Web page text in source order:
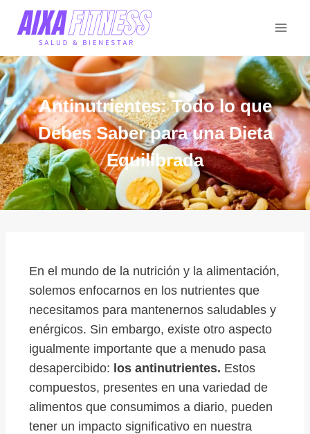
Antinutrientes: Todo lo que
Debes Saber para una Dieta
Equilibrada
En el mundo de la nutrición y la alimentación,
solemos enfocarnos en los nutrientes que
necesitamos para mantenernos saludables y
enérgicos. Sin embargo, existe otro aspecto
igualmente importante que a menudo pasa
desapercibido: los antinutrientes. Estos
compuestos, presentes en una variedad de
alimentos que consumimos a diario, pueden
tener un impacto significativo en nuestra